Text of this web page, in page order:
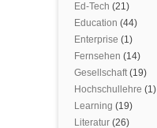
Ed-Tech (21)
Education (44)
Enterprise (1)
Fernsehen (14)
Gesellschaft(19)
Hochschullehre (1)
Learning (19)
Literatur (26)